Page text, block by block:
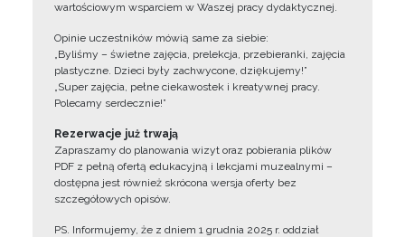
wartościowym wsparciem w Waszej pracy dydaktycznej.
Opinie uczestników mówią same za siebie:
„Byliśmy – świetne zajęcia, prelekcja, przebieranki, zajęcia
plastyczne. Dzieci były zachwycone, dziękujemy!”
„Super zajęcia, pełne ciekawostek i kreatywnej pracy.
Polecamy serdecznie!”
Rezerwacje już trwają
Zapraszamy do planowania wizyt oraz pobierania plików
PDF z pełną ofertą edukacyjną i lekcjami muzealnymi –
dostępna jest również skrócona wersja oferty bez
szczegółowych opisów.
PS. Informujemy, że z dniem 1 grudnia 2025 r. oddział